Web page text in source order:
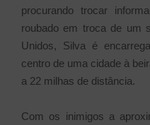
procurando trocar
roubado em troca de um
Unidos, Silva é
centro de uma cidade à
a 22 milhas de distância.
Com os inimigos a